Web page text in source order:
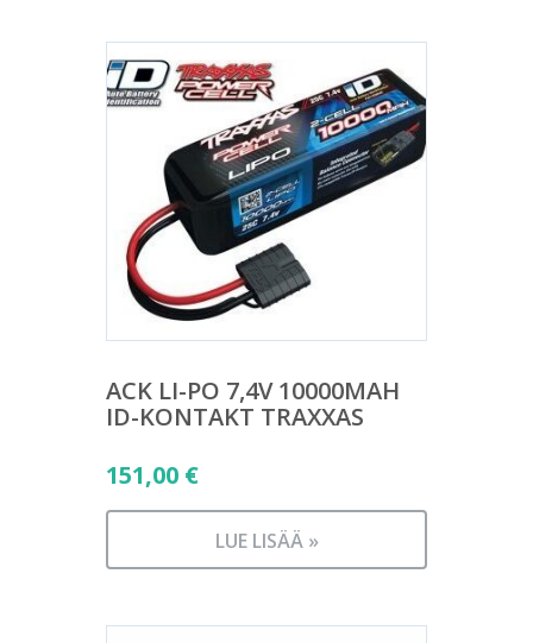
ACK LI-PO 7,4V 10000MAH
ID-KONTAKT TRAXXAS
151,00 €
LUE LISÄÄ »